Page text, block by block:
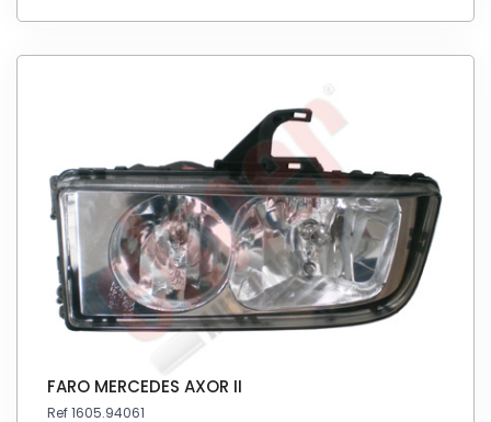
FARO MERCEDES AXOR II
Ref 1605.94061